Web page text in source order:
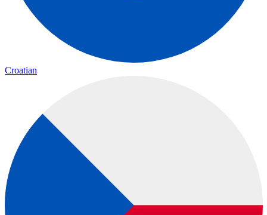
Croatian